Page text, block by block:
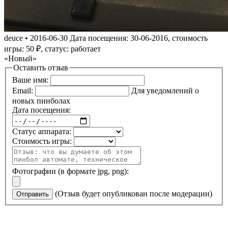
deuce • 2016-06-30 Дата посещения: 30-06-2016, стоимость
игры: 50 ₽, статус: работает
Новый
Оставить отзыв
Ваше имя:
Email:
Для уведомлений о
новых пинболах
Дата посещения:
Статус аппарата:
Стоимость игры:
Фотографии (в формате jpg, png):
Отправить (Отзыв будет опубликован после модерации)